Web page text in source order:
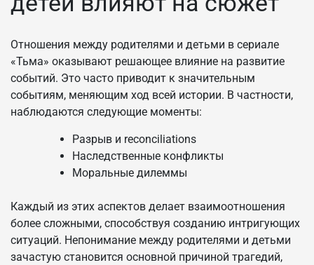
Отношения между родителями и детьми в сериале
«Тьма» оказывают решающее влияние на развитие
событий. Это часто приводит к значительным
событиям, меняющим ход всей истории. В частности,
наблюдаются следующие моменты:
Разрыв и reconciliations
Наследственные конфликты
Моральные дилеммы
Каждый из этих аспектов делает взаимоотношения
более сложными, способствуя созданию интригующих
ситуаций. Непонимание между родителями и детьми
зачастую становится основной причиной трагедий,